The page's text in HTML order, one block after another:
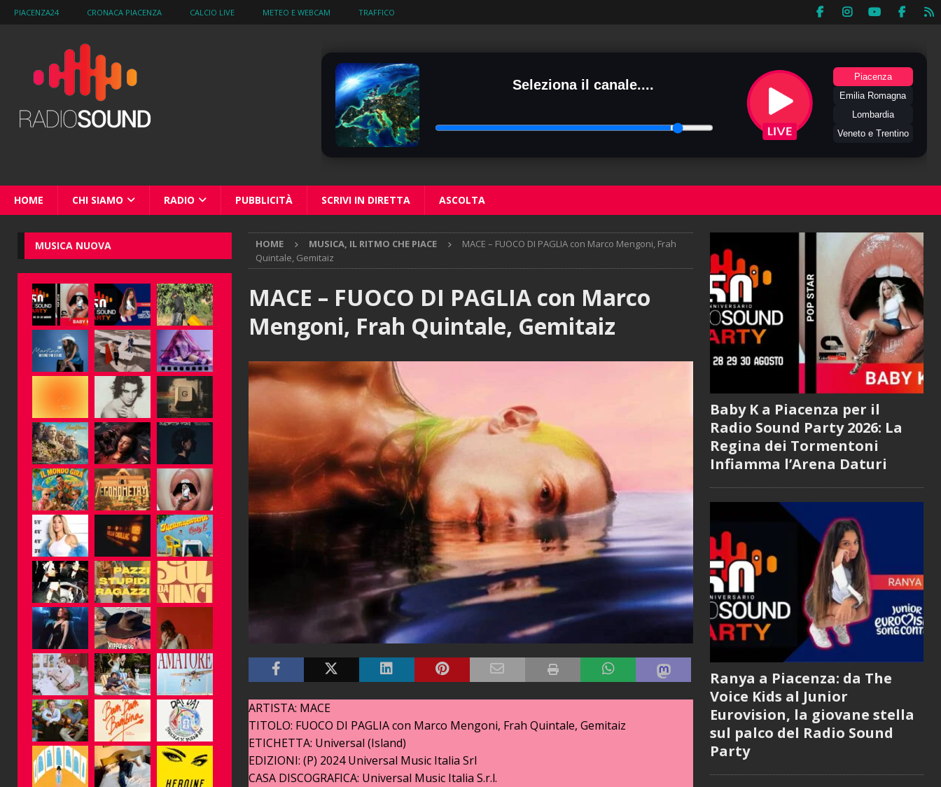
PIACENZA24 CRONACA PIACENZA CALCIO LIVE METEO E WEBCAM TRAFFICO
Seleziona il canale....
Piacenza
Emilia Romagna
Lombardia
Veneto e Trentino
HOME CHI SIAMO RADIO PUBBLICITÀ SCRIVI IN DIRETTA ASCOLTA
HOME MUSICA, IL RITMO CHE PIACE
MACE – FUOCO DI PAGLIA con Marco Mengoni, Frah
Quintale, Gemitaiz
MACE – FUOCO DI PAGLIA con Marco
Mengoni, Frah Quintale, Gemitaiz
ARTISTA: MACE
TITOLO: FUOCO DI PAGLIA con Marco Mengoni, Frah Quintale, Gemitaiz
ETICHETTA: Universal (Island)
EDIZIONI: (P) 2024 Universal Music Italia Srl
CASA DISCOGRAFICA: Universal Music Italia S.r.l.
MUSICA NUOVA
Baby K a Piacenza per il
Radio Sound Party 2026: La
Regina dei Tormentoni
Infiamma l’Arena Daturi
Ranya a Piacenza: da The
Voice Kids al Junior
Eurovision, la giovane stella
sul palco del Radio Sound
Party